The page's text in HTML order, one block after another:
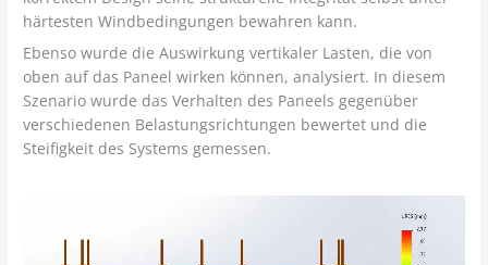
härtesten Windbedingungen bewahren kann.
Ebenso wurde die Auswirkung vertikaler Lasten, die von
oben auf das Paneel wirken können, analysiert. In diesem
Szenario wurde das Verhalten des Paneels gegenüber
verschiedenen Belastungsrichtungen bewertet und die
Steifigkeit des Systems gemessen.